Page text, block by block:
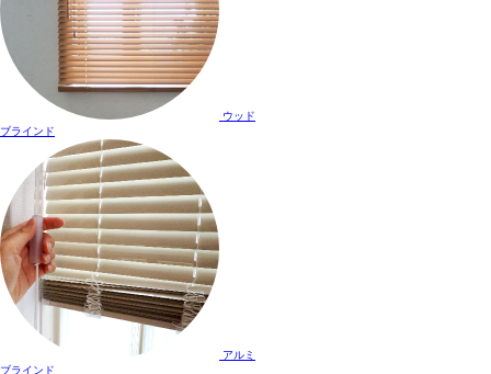
ウッド
ブラインド
アルミ
ブラインド